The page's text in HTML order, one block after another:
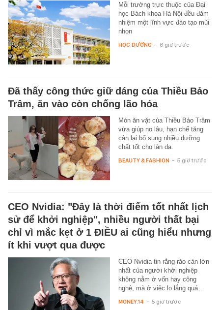
Mỗi trường trực thuộc của Đại
học Bách khoa Hà Nội đều đảm
nhiệm một lĩnh vực đào tạo mũi
nhọn
HỌC ĐƯỜNG - 6 giờ trước
Đã thấy công thức giữ dáng của Thiều Bảo
Trâm, ăn vào còn chống lão hóa
Món ăn vặt của Thiều Bảo Trâm
vừa giúp no lâu, hạn chế tăng
cân lại bổ sung nhiều dưỡng
chất tốt cho làn da.
BEAUTY & FASHION - 5 giờ trước
CEO Nvidia: "Đây là thời điểm tốt nhất lịch
sử để khởi nghiệp", nhiều người thất bại
chỉ vì mắc kẹt ở 1 ĐIỀU ai cũng hiểu nhưng
ít khi vượt qua được
CEO Nvidia tin rằng rào cản lớn
nhất của người khởi nghiệp
không nằm ở vốn hay công
nghệ, mà ở việc lo lắng quá…
MONEY.14 - 5 giờ trước